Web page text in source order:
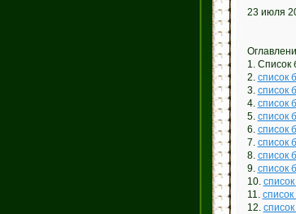
23 июля
1. Список
2. список
3. список
4. список
5. список
6. список
7. список
8. список
9. список
10.
11.
12.